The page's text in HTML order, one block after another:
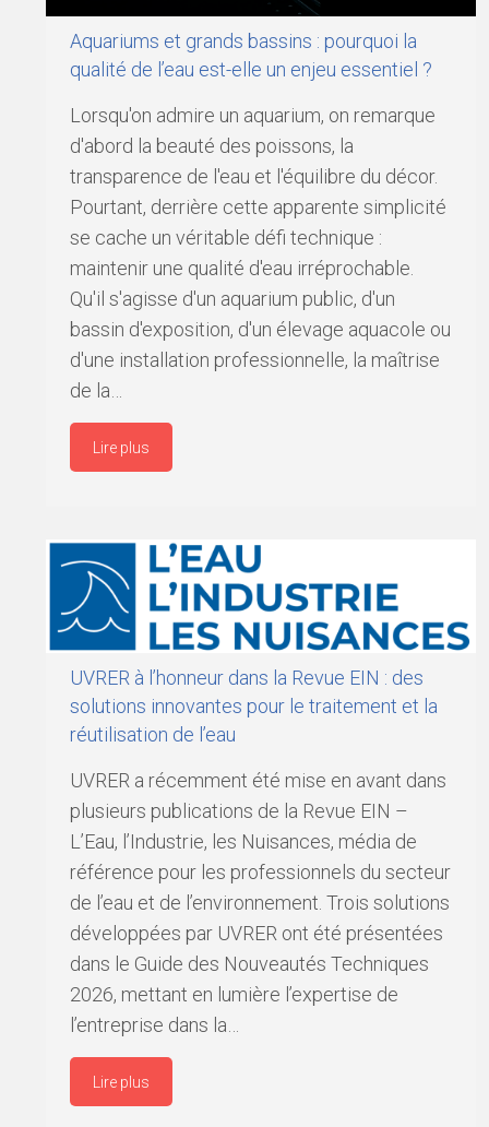
Aquariums et grands bassins : pourquoi la
qualité de l’eau est-elle un enjeu essentiel ?
Lorsqu'on admire un aquarium, on remarque
d'abord la beauté des poissons, la
transparence de l'eau et l'équilibre du décor.
Pourtant, derrière cette apparente simplicité
se cache un véritable défi technique :
maintenir une qualité d'eau irréprochable.
Qu'il s'agisse d'un aquarium public, d'un
bassin d'exposition, d'un élevage aquacole ou
d'une installation professionnelle, la maîtrise
de la…
Lire plus
UVRER à l’honneur dans la Revue EIN : des
solutions innovantes pour le traitement et la
réutilisation de l’eau
UVRER a récemment été mise en avant dans
plusieurs publications de la Revue EIN –
L’Eau, l’Industrie, les Nuisances, média de
référence pour les professionnels du secteur
de l’eau et de l’environnement. Trois solutions
développées par UVRER ont été présentées
dans le Guide des Nouveautés Techniques
2026, mettant en lumière l’expertise de
l’entreprise dans la…
Lire plus